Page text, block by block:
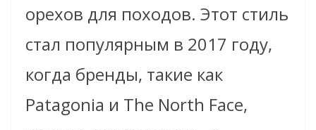
орехов для походов. Этот стиль
стал популярным в 2017 году,
когда бренды, такие как
Patagonia и The North Face,